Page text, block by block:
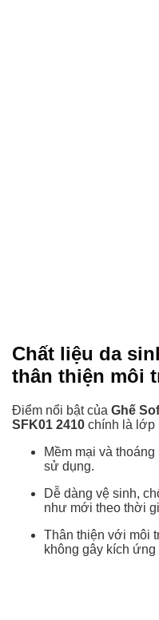
Chất liệu da
thân thiện môi
Điểm nổi bật của Ghế
SFK01 2410 chính là lớp
Mềm mại và
sử dụng.
Dễ dàng vệ sinh,
như mới theo thời
Thân thiện với môi
không gây kích ứng